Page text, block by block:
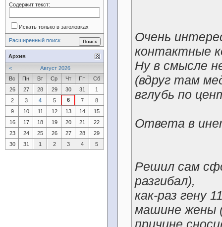
Очень
контактные
Ну в смысле
(вдруг там
вглубь по
Ответа в
Решил сам
разгибал),
как-раз гену
машине жены
причине
Содержит текст:
Искать только в заголовках
Расширенный поиск
Архив
<
Август 2026
Вс
Пн Вт Ср Чт Пт
Сб
26
27 28 29 30 31
1
2
3 4 5 6 7
8
9
10 11 12 13 14
15
16
17 18 19 20 21
22
23
24 25 26 27 28
29
30
31 1 2 3 4 5